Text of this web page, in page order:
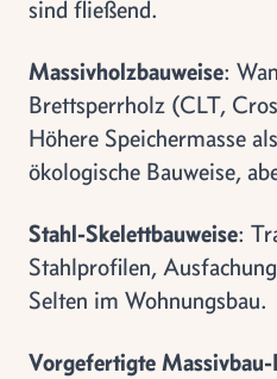
sind fließend.
Massivholzbauweise:
Brettsperrholz (CLT,
Höhere Speichermasse
ökologische Bauweise,
Stahl-Skelettbauweise:
Stahlprofilen,
Selten im Wohnungsbau.
Vorgefertigte Massivbau-